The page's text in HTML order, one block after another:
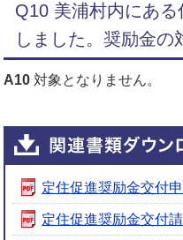
Q10 美浦村内にあ
しました。奨励金の
A10 対象となりません。
定住促進奨励金交付
定住促進奨励金交付